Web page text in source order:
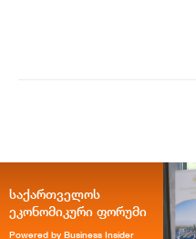
საქართველოს
ეკონომიკური ფორუმი
Powered by Business Insider